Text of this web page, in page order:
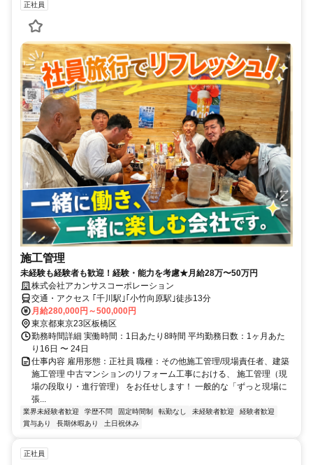
正社員
施工管理
未経験も経験者も歓迎！経験・能力を考慮★月給28万〜50万円
株式会社アカンサスコーポレーション
交通・アクセス ｢千川駅｣｢小竹向原駅｣徒歩13分
月給280,000円～500,000円
東京都東京23区板橋区
勤務時間詳細 実働時間：1日あたり8時間 平均勤務日数：1ヶ月あた
り16日 〜 24日
仕事内容 雇用形態：正社員 職種：その他施工管理/現場責任者、建築
施工管理 中古マンションのリフォーム工事における、 施工管理（現
場の段取り・進行管理） をお任せします！ 一般的な「ずっと現場に
張...
業界未経験者歓迎 学歴不問 固定時間制 転勤なし 未経験者歓迎
経験者歓迎
賞与あり
長期休暇あり 土日祝休み
正社員